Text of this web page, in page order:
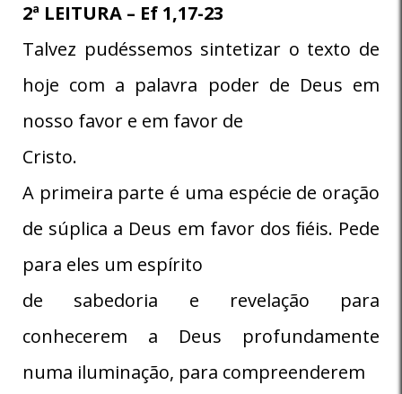
2ª LEITURA – Ef 1,17-23
Talvez pudéssemos sintetizar o texto de
hoje com a palavra poder de Deus em
nosso favor e em favor de
Cristo.
A primeira parte é uma espécie de oração
de súplica a Deus em favor dos ﬁéis. Pede
para eles um espírito
de sabedoria e revelação para
conhecerem a Deus profundamente
numa iluminação, para compreenderem